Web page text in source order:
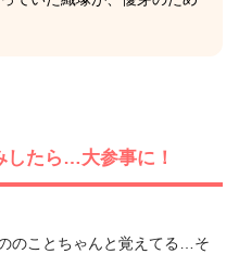
したら…大参事に！
のことちゃんと覚えてる…そ